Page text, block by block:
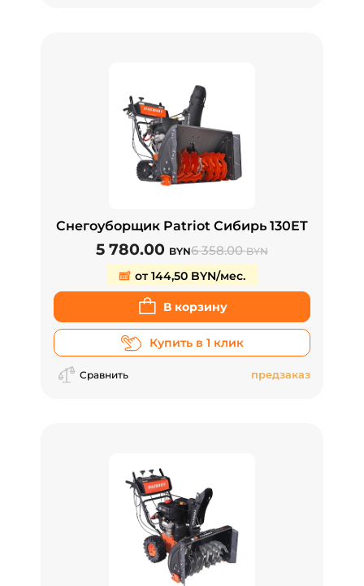
Снегоуборщик Patriot Сибирь 130ET
5 780.00 BYN6 358.00BYN
от 144,50 BYN/мес.
В корзину
Купить в 1 клик
Сравнить предзаказ